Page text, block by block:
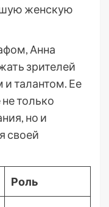
женскую
Анна
зрителей
талантом. Ее
только
но и
своей
Роль